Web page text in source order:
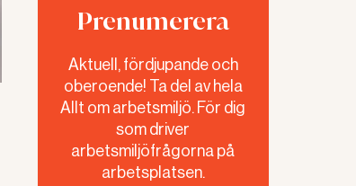
Prenumerera
Aktuell, fördjupande och
oberoende! Ta del av hela
Allt om arbetsmiljö. För dig
som driver
arbetsmiljöfrågorna på
arbetsplatsen.